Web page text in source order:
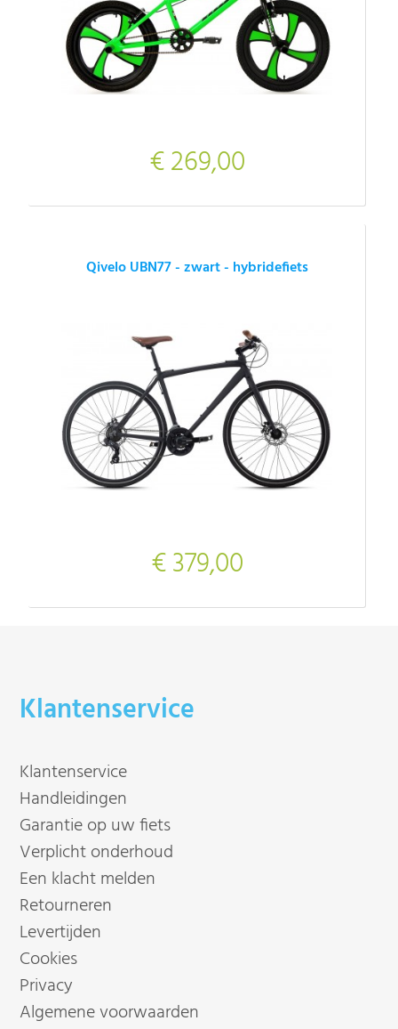
€ 269,00
Qivelo UBN77 - zwart - hybridefiets
€ 379,00
Klantenservice
Klantenservice
Handleidingen
Garantie op uw fiets
Verplicht onderhoud
Een klacht melden
Retourneren
Levertijden
Cookies
Privacy
Algemene voorwaarden